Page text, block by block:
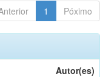
1 Póximo
Autor(es)